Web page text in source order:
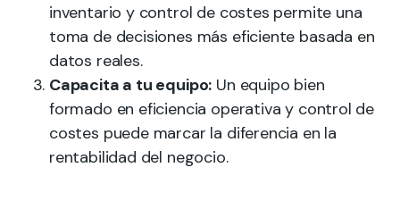
inventario y control de costes permite una
toma de decisiones más eficiente basada en
datos reales.
Capacita a tu equipo: Un equipo bien
formado en eficiencia operativa y control de
costes puede marcar la diferencia en la
rentabilidad del negocio.